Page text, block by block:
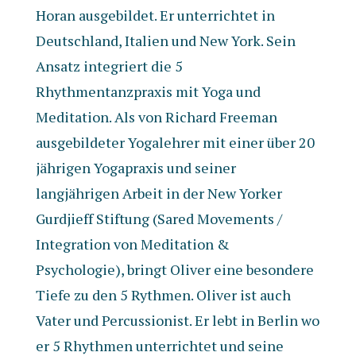
Horan ausgebildet. Er unterrichtet in
Deutschland, Italien und New York. Sein
Ansatz integriert die 5
Rhythmentanzpraxis mit Yoga und
Meditation. Als von Richard Freeman
ausgebildeter Yogalehrer mit einer über 20
jährigen Yogapraxis und seiner
langjährigen Arbeit in der New Yorker
Gurdjieff Stiftung (Sared Movements /
Integration von Meditation &
Psychologie), bringt Oliver eine besondere
Tiefe zu den 5 Rythmen. Oliver ist auch
Vater und Percussionist. Er lebt in Berlin wo
er 5 Rhythmen unterrichtet und seine